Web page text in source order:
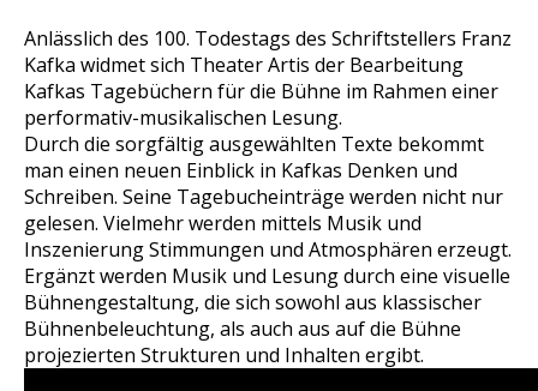
Anlässlich des 100. Todestags des Schriftstellers Franz
Kafka widmet sich Theater Artis der Bearbeitung
Kafkas Tagebüchern für die Bühne im Rahmen einer
performativ-musikalischen Lesung.
Durch die sorgfältig ausgewählten Texte bekommt
man einen neuen Einblick in Kafkas Denken und
Schreiben. Seine Tagebucheinträge werden nicht nur
gelesen. Vielmehr werden mittels Musik und
Inszenierung Stimmungen und Atmosphären erzeugt.
Ergänzt werden Musik und Lesung durch eine visuelle
Bühnengestaltung, die sich sowohl aus klassischer
Bühnenbeleuchtung, als auch aus auf die Bühne
projezierten Strukturen und Inhalten ergibt.